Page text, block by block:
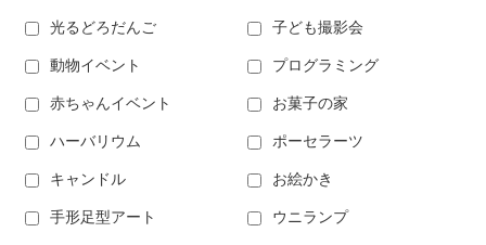
光るどろだんご 子ども撮影会
動物イベント プログラミング
赤ちゃんイベント お菓子の家
ハーバリウム ポーセラーツ
キャンドル お絵かき
手形足型アート ウニランプ